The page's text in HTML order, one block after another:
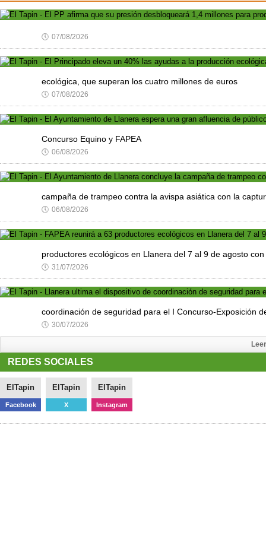
🕔 07/08/2026
ecológica, que superan los cuatro millones de euros
🕔 07/08/2026
Concurso Equino y FAPEA
🕔 06/08/2026
campaña de trampeo contra la avispa asiática con la
🕔 06/08/2026
productores ecológicos en Llanera del 7 al 9 de agosto
🕔 31/07/2026
coordinación de seguridad para el I Concurso-Exposición
🕔 30/07/2026
REDES SOCIALES
ElTapin
Facebook
ElTapin
X
ElTapin
Instagram